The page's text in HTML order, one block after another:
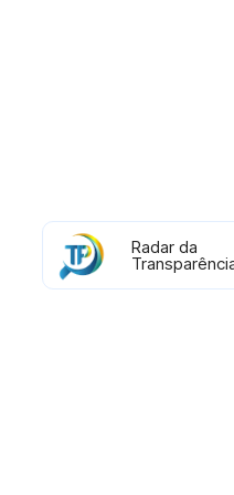
Radar da